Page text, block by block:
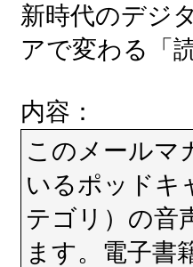
新時代のデジ
アで変わる「
内容：
このメールマ
いるポッドキ
テゴリ）の音
ます。電子書